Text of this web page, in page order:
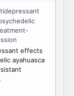
effects
ayahuasca